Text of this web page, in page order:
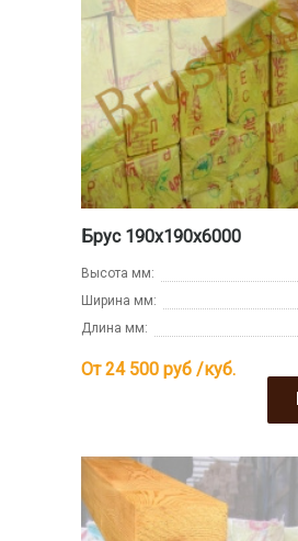
Брус 190х190х6000
Высота мм:
Ширина мм:
Длина мм:
От 24 500 руб /куб.